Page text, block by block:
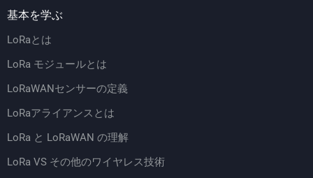
基本を学ぶ
LoRaとは
LoRa モジュールとは
LoRaWANセンサーの定義
LoRaアライアンスとは
LoRa と LoRaWAN の理解
LoRa VS その他のワイヤレス技術